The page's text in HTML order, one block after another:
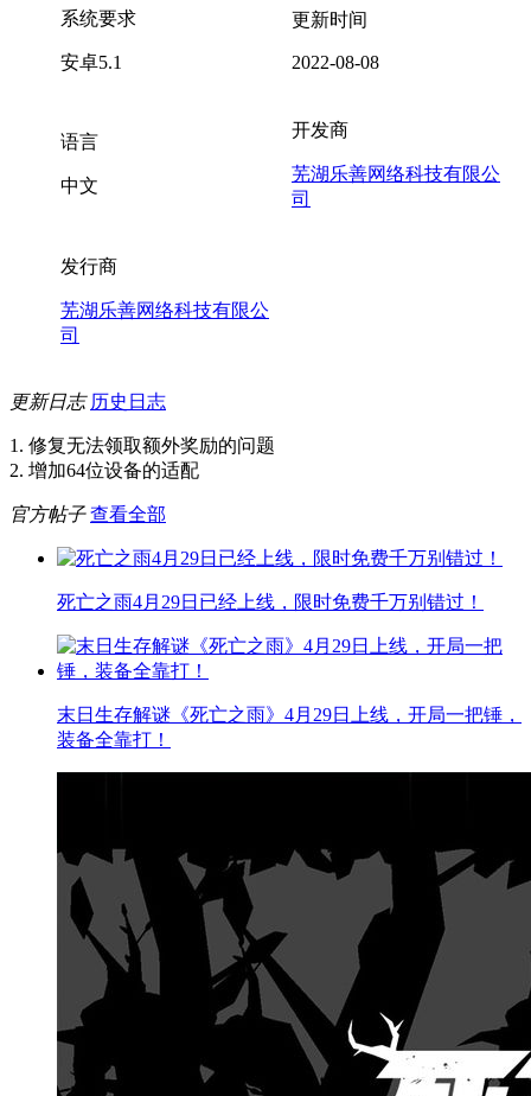
系统要求
安卓5.1
更新时间
2022-08-08
语言
中文
开发商
芜湖乐善网络科技有限公
司
发行商
芜湖乐善网络科技有限公
司
更新日志 历史日志
1. 修复无法领取额外奖励的问题
2. 增加64位设备的适配
官方帖子 查看全部
死亡之雨4月29日已经上线，限时免费千万别错过！
末日生存解谜《死亡之雨》4月29日上线，开局一把锤，
装备全靠打！